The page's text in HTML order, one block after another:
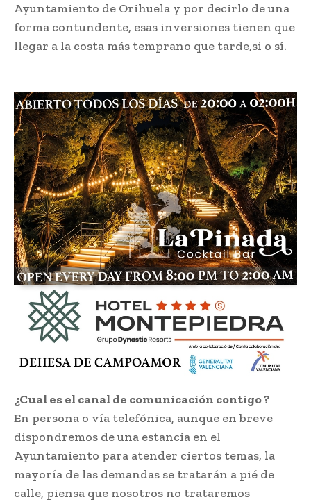
Ayuntamiento de Orihuela y por decirlo de una
forma contundente, esas inversiones tienen que
llegar a la costa más temprano que tarde,si o sí.
¿Cual es el canal de comunicación contigo ?
En persona o vía telefónica, aunque en breve
dispondremos de una estancia en el
Ayuntamiento para atender ciertos temas, la
mayoría de las demandas se tratarán a pié de
calle, piensa que nosotros no trataremos